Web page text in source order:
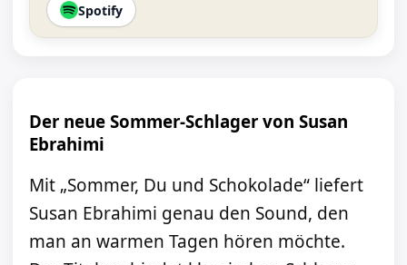
Spotify
Der neue Sommer-Schlager von Susan
Ebrahimi
Mit „Sommer, Du und Schokolade“ liefert
Susan Ebrahimi genau den Sound, den
man an warmen Tagen hören möchte.